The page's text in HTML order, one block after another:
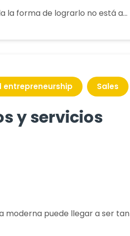
la forma de lograrlo no está a…
entrepreneurship Sales
y servicios
moderna puede llegar a ser tan